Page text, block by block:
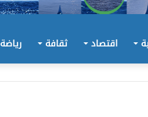
اقتصاد ثقافة رياضة